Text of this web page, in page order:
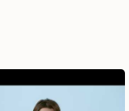
。
ぞよろしくお願い